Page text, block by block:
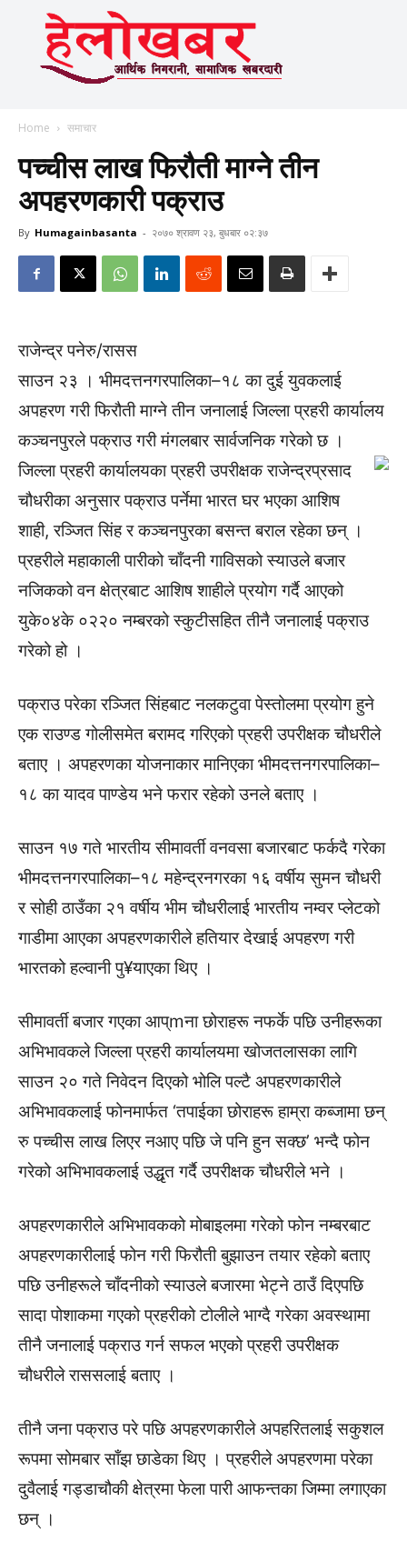
Home समाचार
पच्चीस लाख फिरौती माग्ने तीन
अपहरणकारी पक्राउ
By Humagainbasanta - २०७० श्रावण २३, बुधबार ०२:३७
राजेन्द्र पनेरु/रासस
साउन २३ । भीमदत्तनगरपालिका–१८ का दुई युवकलाई
अपहरण गरी फिरौती माग्ने तीन जनालाई जिल्ला प्रहरी कार्यालय
कञ्चनपुरले पक्राउ गरी मंगलबार सार्वजनिक गरेको छ ।
जिल्ला प्रहरी कार्यालयका प्रहरी उपरीक्षक राजेन्द्रप्रसाद
चौधरीका अनुसार पक्राउ पर्नेमा भारत घर भएका आशिष
शाही, रञ्जित सिंह र कञ्चनपुरका बसन्त बराल रहेका छन् ।
प्रहरीले महाकाली पारीको चाँदनी गाविसको स्याउले बजार
नजिकको वन क्षेत्रबाट आशिष शाहीले प्रयोग गर्दै आएको
युके०४के ०२२० नम्बरको स्कुटीसहित तीनै जनालाई पक्राउ
गरेको हो ।
पक्राउ परेका रञ्जित सिंहबाट नलकटुवा पेस्तोलमा प्रयोग हुने
एक राउण्ड गोलीसमेत बरामद गरिएको प्रहरी उपरीक्षक चौधरीले
बताए । अपहरणका योजनाकार मानिएका भीमदत्तनगरपालिका–
१८ का यादव पाण्डेय भने फरार रहेको उनले बताए ।
साउन १७ गते भारतीय सीमावर्ती वनवसा बजारबाट फर्कदै गरेका
भीमदत्तनगरपालिका–१८ महेन्द्रनगरका १६ वर्षीय सुमन चौधरी
र सोही ठाउँका २१ वर्षीय भीम चौधरीलाई भारतीय नम्वर प्लेटको
गाडीमा आएका अपहरणकारीले हतियार देखाई अपहरण गरी
भारतको हल्वानी पु¥याएका थिए ।
सीमावर्ती बजार गएका आप्mना छोराहरू नफर्के पछि उनीहरूका
अभिभावकले जिल्ला प्रहरी कार्यालयमा खोजतलासका लागि
साउन २० गते निवेदन दिएको भोलि पल्टै अपहरणकारीले
अभिभावकलाई फोनमार्फत ‘तपाईका छोराहरू हाम्रा कब्जामा छन्
रु पच्चीस लाख लिएर नआए पछि जे पनि हुन सक्छ’ भन्दै फोन
गरेको अभिभावकलाई उद्धृत गर्दै उपरीक्षक चौधरीले भने ।
अपहरणकारीले अभिभावकको मोबाइलमा गरेको फोन नम्बरबाट
अपहरणकारीलाई फोन गरी फिरौती बुझाउन तयार रहेको बताए
पछि उनीहरूले चाँदनीको स्याउले बजारमा भेट्ने ठाउँ दिएपछि
सादा पोशाकमा गएको प्रहरीको टोलीले भाग्दै गरेका अवस्थामा
तीनै जनालाई पक्राउ गर्न सफल भएको प्रहरी उपरीक्षक
चौधरीले राससलाई बताए ।
तीनै जना पक्राउ परे पछि अपहरणकारीले अपहरितलाई सकुशल
रूपमा सोमबार साँझ छाडेका थिए । प्रहरीले अपहरणमा परेका
दुवैलाई गड्डाचौकी क्षेत्रमा फेला पारी आफन्तका जिम्मा लगाएका
छन् ।